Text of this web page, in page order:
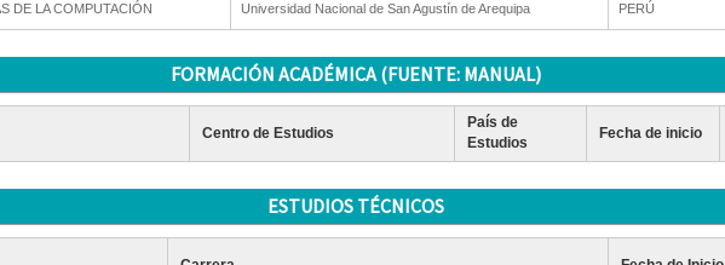
DE LA COMPUTACIÓN Universidad Nacional de San Agustín de Arequipa PERÚ
FORMACIÓN ACADÉMICA (FUENTE: MANUAL)
Centro de Estudios
País de
Estudios
Fecha de inicio
ESTUDIOS TÉCNICOS